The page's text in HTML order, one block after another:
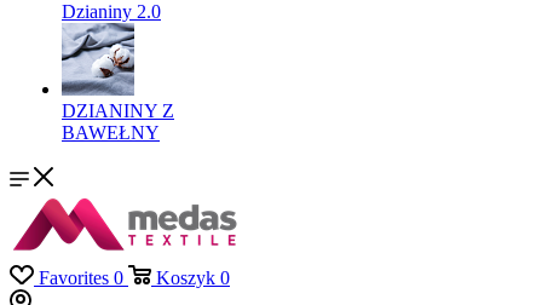
Dzianiny 2.0
DZIANINY Z
BAWEŁNY
Favorites 0 Koszyk 0